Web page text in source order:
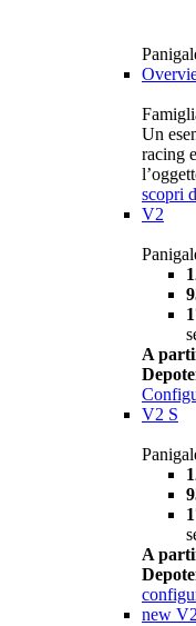
Un
racing
scopri
V2
A
V2 S
A
new